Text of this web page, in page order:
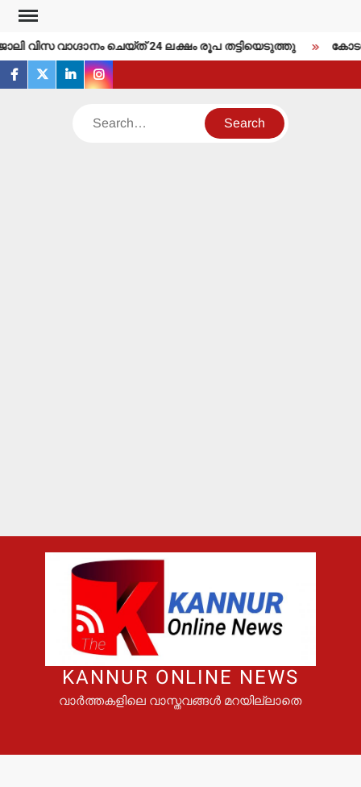
Skip
content
വിസ വാഗ്ദാനം ചെയ്ത് 24 ലക്ഷം രൂപ തട്ടിയെടുത്തു കോടതി
facebook
twitterlinkedininstagram
Search
KANNUR ONLINE NEWS
വാർത്തകളിലെ വാസ്തവങ്ങൾ മറയില്ലാതെ